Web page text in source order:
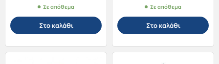
Σε απόθεμα
Στο καλάθι
Σε απόθεμα
Στο καλάθι